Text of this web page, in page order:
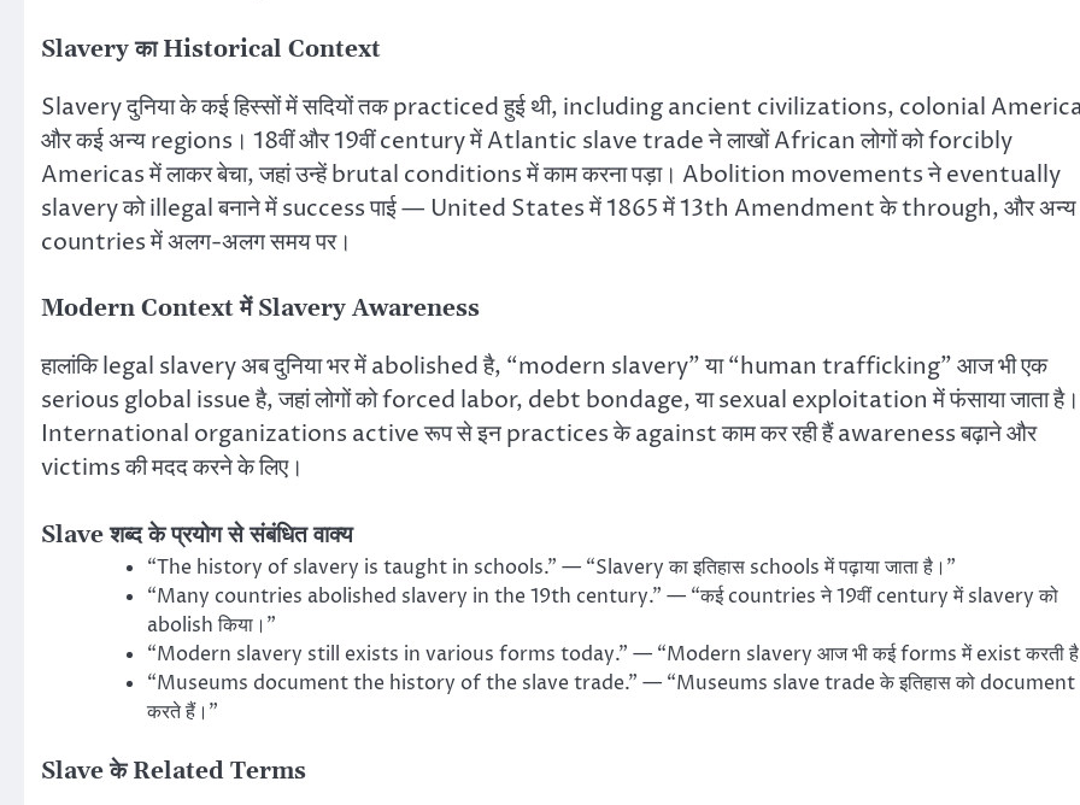
Slavery का Historical Context
Slavery दुनिया के कई हिस्सों में सदियों तक practiced हुई थी, including ancient civilizations, colonial
और कई अन्य regions। 18वीं और 19वीं century में Atlantic slave trade ने लाखों African लोगों को forcibly
Americas में लाकर बेचा, जहां उन्हें brutal conditions में काम करना पड़ा। Abolition movements ने eventually
slavery को illegal बनाने में success पाई — United States में 1865 में 13th Amendment के through, और अन्य
countries में अलग-अलग समय पर।
Modern Context में Slavery Awareness
हालांकि legal slavery अब दुनिया भर में abolished है, “modern slavery” या “human trafficking” आज भी एक
serious global issue है, जहां लोगों को forced labor, debt bondage, या sexual exploitation में फंसाया जाता है।
International organizations active रूप से इन practices के against काम कर रही हैं awareness बढ़ाने और
victims की मदद करने के लिए।
Slave शब्द के प्रयोग से संबंधित वाक्य
“The history of slavery is taught in schools.” — “Slavery का इतिहास schools में पढ़ाया जाता है।”
“Many countries abolished slavery in the 19th century.” — “कई countries ने 19वीं century में slavery को
abolish किया।”
“Modern slavery still exists in various forms today.” — “Modern slavery आज भी कई forms में exist करती
“Museums document the history of the slave trade.” — “Museums slave trade के इतिहास को document
करते हैं।”
Slave के Related Terms